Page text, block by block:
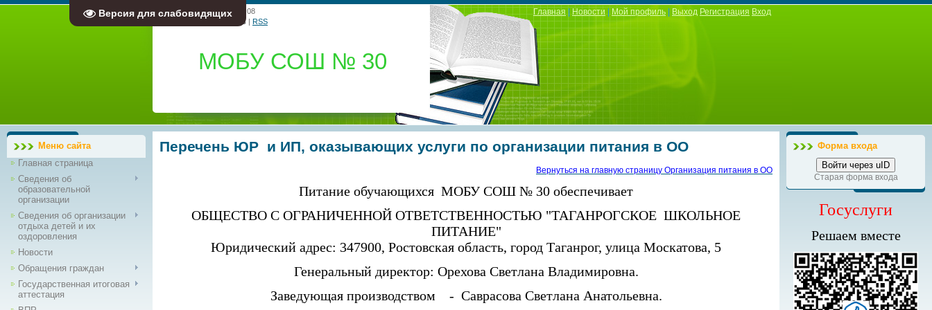
Версия для слабовидящих
Пятница, 07.08.2026, 18:08
Приветствую Вас
Гость | RSS
МОБУ СОШ № 30
Главная|Новости|Мой профиль Выход Регистрация Вход
Меню сайта
Главная страница
Сведения об
образовательной
организации
Сведения об организации
отдыха детей и их
оздоровления
Новости
Обращения граждан
Государственная итоговая
аттестация
Перечень ЮР и ИП, оказывающих услуги по организации питания в ОО
Вернуться на главную страницу Организация питания в ОО
Питание обучающихся МОБУ СОШ № 30 обеспечивает
ОБЩЕСТВО С ОГРАНИЧЕННОЙ ОТВЕТСТВЕННОСТЬЮ "ТАГАНРОГСКОЕ ШКОЛЬНОЕ
ПИТАНИЕ"
Юридический адрес: 347900, Ростовская область, город Таганрог, улица Москатова, 5
Генеральный директор: Орехова Светлана Владимировна.
Заведующая производством - Саврасова Светлана Анатольевна.
Форма входа
Войти через uID
Старая форма входа
Госуслуги
Решаем вместе